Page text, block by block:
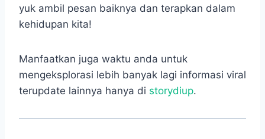
yuk ambil pesan baiknya dan terapkan dalam
kehidupan kita!
Manfaatkan juga waktu anda untuk
mengeksplorasi lebih banyak lagi informasi viral
terupdate lainnya hanya di storydiup.